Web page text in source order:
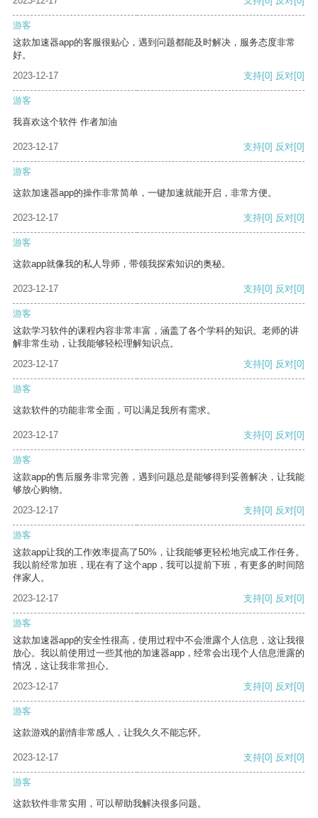
游客
这款加速器app的客服很贴心，遇到问题都能及时解决，服务态度非常
好。
2023-12-17
支持[0] 反对[0]
游客
我喜欢这个软件 作者加油
2023-12-17 支持[0] 反对[0]
游客
这款加速器app的操作非常简单，一键加速就能开启，非常方便。
2023-12-17 支持[0] 反对[0]
游客
这款app就像我的私人导师，带领我探索知识的奥秘。
2023-12-17 支持[0] 反对[0]
游客
这款学习软件的课程内容非常丰富，涵盖了各个学科的知识。老师的讲
解非常生动，让我能够轻松理解知识点。
2023-12-17
支持[0] 反对[0]
游客
这款软件的功能非常全面，可以满足我所有需求。
2023-12-17 支持[0] 反对[0]
游客
这款app的售后服务非常完善，遇到问题总是能够得到妥善解决，让我能
够放心购物。
2023-12-17
支持[0] 反对[0]
游客
这款app让我的工作效率提高了50%，让我能够更轻松地完成工作任务。
我以前经常加班，现在有了这个app，我可以提前下班，有更多的时间陪
伴家人。
2023-12-17
支持[0] 反对[0]
游客
这款加速器app的安全性很高，使用过程中不会泄露个人信息，这让我很
放心。我以前使用过一些其他的加速器app，经常会出现个人信息泄露的
情况，这让我非常担心。
2023-12-17
支持[0] 反对[0]
游客
这款游戏的剧情非常感人，让我久久不能忘怀。
2023-12-17 支持[0] 反对[0]
游客
这款软件非常实用，可以帮助我解决很多问题。